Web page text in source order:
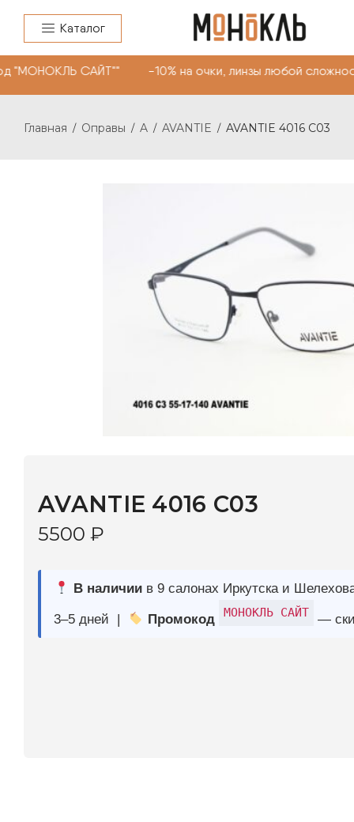
Каталог
САЙТ"" -10% на очки, линзы любой
Главная / Оправы / A / AVANTIE / AVANTIE 4016 С03
3–5 дней | Промокод МОНОКЛЬ САЙТ